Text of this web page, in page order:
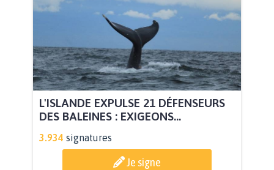
L'ISLANDE EXPULSE 21 DÉFENSEURS
DES BALEINES : EXIGEONS...
3.934 signatures
Je signe